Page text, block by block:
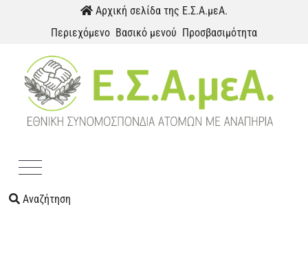
Παράκαμψη προς το περιεχόμενοΑρχική σελίδα της Ε.Σ.Α.μεΑ.
Περιεχόμενο Βασικό μενού Προσβασιμότητα
Αναζήτηση